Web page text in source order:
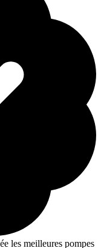
les meilleures pompes